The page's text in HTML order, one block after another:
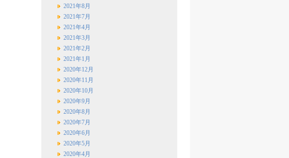
2021年8月
2021年7月
2021年4月
2021年3月
2021年2月
2021年1月
2020年12月
2020年11月
2020年10月
2020年9月
2020年8月
2020年7月
2020年6月
2020年5月
2020年4月